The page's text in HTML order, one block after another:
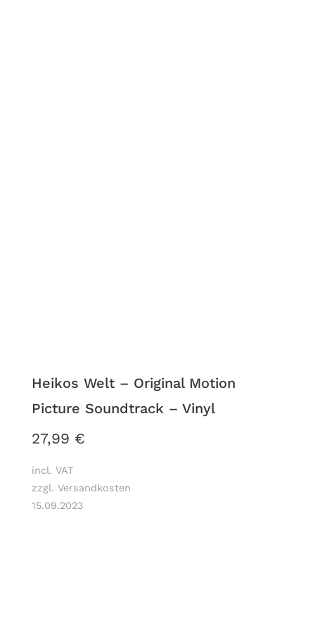
Heikos Welt – Original Motion
Picture Soundtrack – Vinyl
27,99 €
incl. VAT
zzgl. Versandkosten
15.09.2023